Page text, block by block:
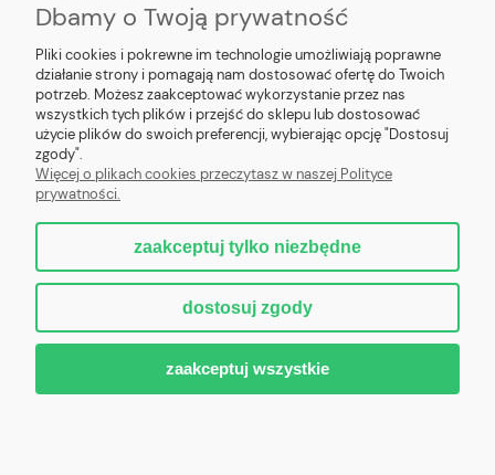
PŁATNOŚCI I DOSTAWA
INFORMACJE
O NAS
Nowoczesne kotły centralnego ogrzewania z automatycznym podajnikiem
na ekogroszek lub pellet, zgodne z normami 5 klasa PN-EN-303-5-2012
Dbamy o Twoją prywatność
Pliki cookies i pokrewne im technologie umożliwiają poprawne
działanie strony i pomagają nam dostosować ofertę do Twoich
potrzeb. Możesz zaakceptować wykorzystanie przez nas
wszystkich tych plików i przejść do sklepu lub dostosować
użycie plików do swoich preferencji, wybierając opcję "Dostosuj
zgody".
Więcej o plikach cookies przeczytasz w naszej Polityce
prywatności.
zaakceptuj tylko niezbędne
dostosuj zgody
zaakceptuj wszystkie